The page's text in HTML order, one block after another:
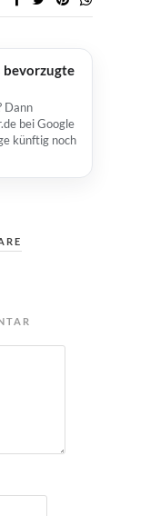
bevorzugte
Dann
bei Google
künftig noch